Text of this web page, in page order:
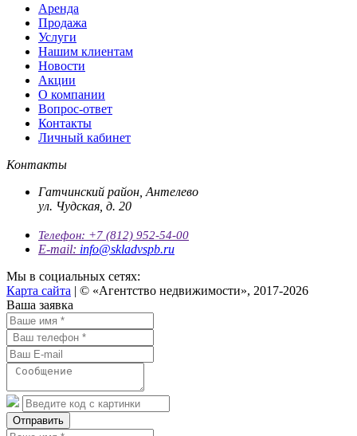
Аренда
Продажа
Услуги
Нашим клиентам
Новости
Акции
О компании
Вопрос-ответ
Контакты
Личный кабинет
Контакты
Гатчинский район, Антелево
ул. Чудская, д. 20
Телефон: +7 (812) 952-54-00
E-mail: info@skladvspb.ru
Мы в социальных сетях:
Карта сайта | © «Агентство недвижимости», 2017-2026
Ваша заявка
Отправить